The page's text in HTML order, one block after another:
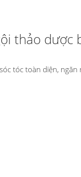
thảo dược
tóc toàn diện,